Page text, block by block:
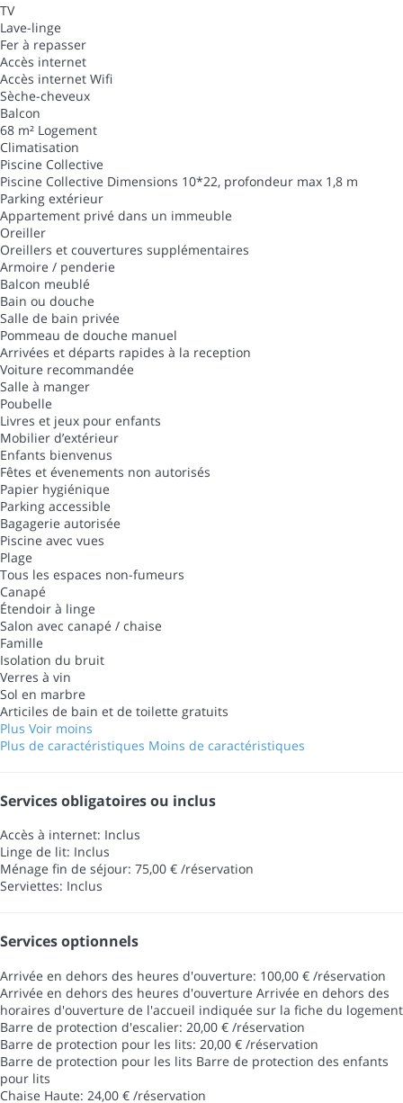
TV
Lave-linge
Fer à repasser
Accès internet
Accès internet Wifi
Sèche-cheveux
Balcon
68 m² Logement
Climatisation
Piscine Collective
Piscine Collective Dimensions 10*22, profondeur max 1,8 m
Parking extérieur
Appartement privé dans un immeuble
Oreiller
Oreillers et couvertures supplémentaires
Armoire / penderie
Balcon meublé
Bain ou douche
Salle de bain privée
Pommeau de douche manuel
Arrivées et départs rapides à la reception
Voiture recommandée
Salle à manger
Poubelle
Livres et jeux pour enfants
Mobilier d’extérieur
Enfants bienvenus
Fêtes et évenements non autorisés
Papier hygiénique
Parking accessible
Bagagerie autorisée
Piscine avec vues
Plage
Tous les espaces non-fumeurs
Canapé
Étendoir à linge
Salon avec canapé / chaise
Famille
Isolation du bruit
Verres à vin
Sol en marbre
Articiles de bain et de toilette gratuits
Plus Voir moins
Plus de caractéristiques Moins de caractéristiques
Services obligatoires ou inclus
Accès à internet: Inclus
Linge de lit: Inclus
Ménage fin de séjour: 75,00 € /réservation
Serviettes: Inclus
Services optionnels
Arrivée en dehors des heures d'ouverture: 100,00 € /réservation
Arrivée en dehors des heures d'ouverture Arrivée en dehors des
horaires d'ouverture de l'accueil indiquée sur la fiche du logement
Barre de protection d'escalier: 20,00 € /réservation
Barre de protection pour les lits: 20,00 € /réservation
Barre de protection pour les lits Barre de protection des enfants
pour lits
Chaise Haute: 24,00 € /réservation